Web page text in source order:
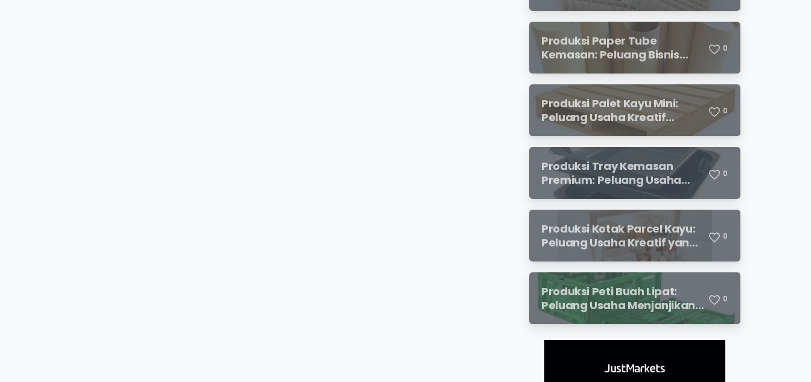
Menjanjikan dengan
Permintaan yang Terus
Meningkat
Produksi Paper Tube
Kemasan: Peluang Bisnis
Prospek Cerah
0
Produksi Palet Kayu Mini:
Peluang Usaha Kreatif
dengan Modal Terjangkau
dan Potensi Keuntungan
Menjanjikan
0
Produksi Tray Kemasan
Premium: Peluang Usaha
Menjanjikan di Industri
Packaging Modern
0
Produksi Kotak Parcel Kayu:
Peluang Usaha Kreatif yang
Menjanjikan di Era Kemasan
Premium
0
Produksi Peti Buah Lipat:
Peluang Usaha Menjanjikan
untuk Mendukung Distribusi
0